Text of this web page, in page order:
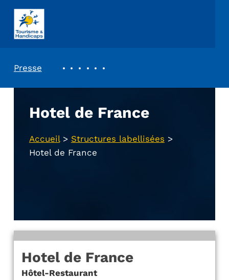
ASSOCIATION TOURISME ET HANDICAPS
Presse
Hotel de France
Accueil> Structures labellisées >
Hotel de France
Hotel de France
Hôtel-Restaurant